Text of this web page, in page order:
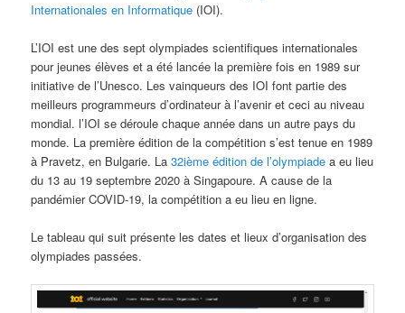
Internationales en Informatique (IOI).
L’IOI est une des sept olympiades scientifiques internationales
pour jeunes élèves et a été lancée la première fois en 1989 sur
initiative de l’Unesco. Les vainqueurs des IOI font partie des
meilleurs programmeurs d’ordinateur à l’avenir et ceci au niveau
mondial. l’IOI se déroule chaque année dans un autre pays du
monde. La première édition de la compétition s’est tenue en 1989
à Pravetz, en Bulgarie. La32ième édition de l’olympiade a eu lieu
du 13 au 19 septembre 2020 à Singapoure. A cause de la
pandémier COVID-19, la compétition a eu lieu en ligne.
Le tableau qui suit présente les dates et lieux d’organisation des
olympiades passées.